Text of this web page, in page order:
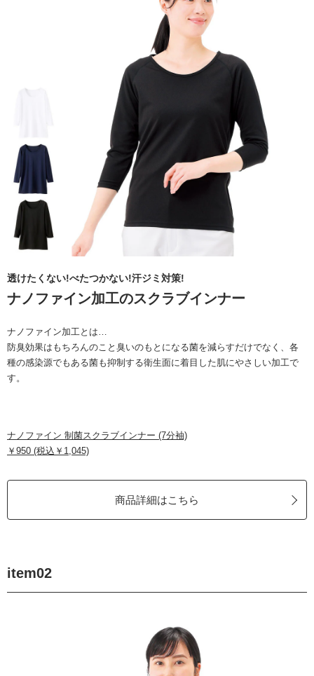
透けたくない!べたつかない!汗ジミ対策!
ナノファイン加工のスクラブインナー
ナノファイン加工とは…
防臭効果はもちろんのこと臭いのもとになる菌を減らすだけでなく、各
種の感染源でもある菌も抑制する衛生面に着目した肌にやさしい加工で
す。
ナノファイン 制菌スクラブインナー (7分袖)
￥950 (税込￥1,045)
商品詳細はこちら
item02